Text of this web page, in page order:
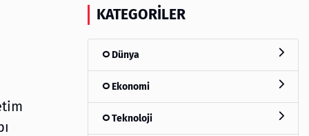
KATEGORILER
Dünya
Ekonomi
Teknoloji